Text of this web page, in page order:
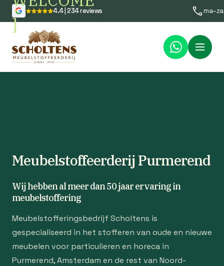
]
4.4 | 234 reviews
Menu
Meubelstoffeerderij Purmerend
Wij hebben al meer dan 50 jaar ervaring in
meubelstoffering
Meubelstofferingsbedrijf Scholtens is
gespecialiseerd in het stofferen van oude en nieuwe
meubelen voor particulieren en horeca in
Purmerend, Amsterdam en de rest van Noord-